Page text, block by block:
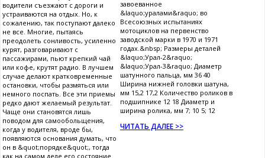
водители съезжают с дороги и
устраиваются на отдых. Но, к
сожалению, так поступают далеко
не все. Многие, пытаясь
преодолеть сонливость, усиленно
курят, разговаривают с
пассажирами, пьют крепкий чай
или кофе, крутят радио. В лучшем
случае делают кратковременные
остановки, чтобы размяться или
немного поспать. Все эти приемы
редко дают желаемый результат.
Чаще они становятся лишь
поводом для самообольщения,
когда у водителя, вроде бы,
появляются основания думать, что
он в &quot;порядке&quot;, тогда
как на самом деле его состояние
завоеванное
&laquo;уралами&raquo; во
Всесоюзных испытаниях
мотоциклов на первенство
заводской марки в 1970 и 1971
годах.&nbsp; Размеры деталей
&laquo;Урал-2&raquo;
&laquo;Урал-3&raquo; Диаметр
шатунного пальца, мм 36 40
Ширина нижней головки шатуна,
мм 15,2 17,2 Количество роликов в
подшипнике 12 18 Диаметр и
ширина ролика, мм 7; 10 5; 12
ЧИТАТЬ ДАЛЕЕ >>